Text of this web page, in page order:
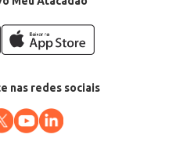
nas redes sociais